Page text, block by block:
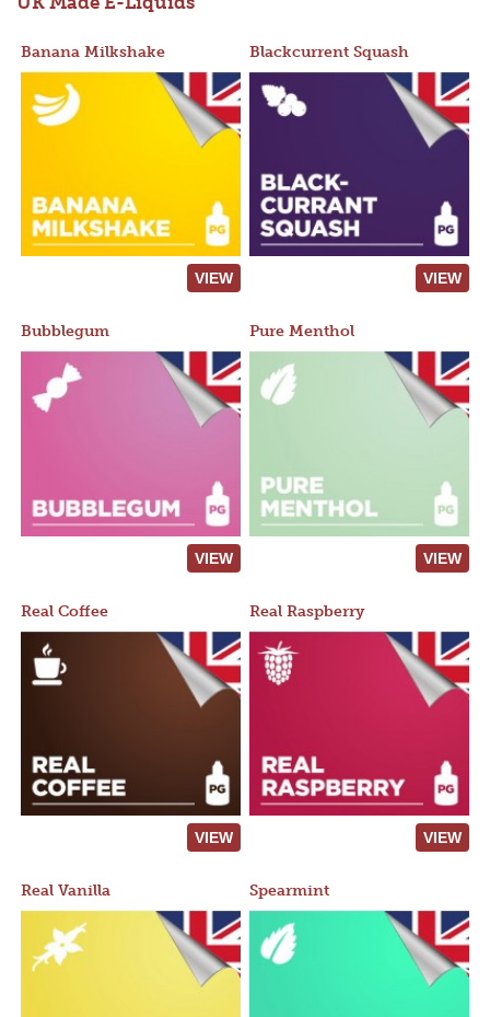
Banana Milkshake
VIEW
Blackcurrent Squash
VIEW
Bubblegum
VIEW
Pure Menthol
VIEW
Real Coffee
VIEW
Real Raspberry
VIEW
Real Vanilla Spearmint